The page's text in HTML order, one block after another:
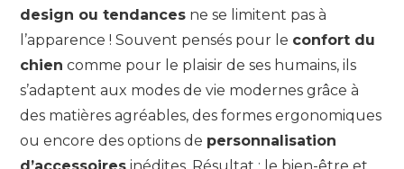
design ou tendances ne se limitent pas à
l’apparence ! Souvent pensés pour le confort du
chien comme pour le plaisir de ses humains, ils
s’adaptent aux modes de vie modernes grâce à
des matières agréables, des formes ergonomiques
ou encore des options de personnalisation